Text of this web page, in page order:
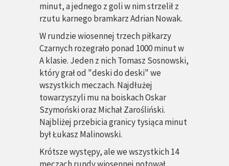
minut, a jednego z goli w nim strzelił z
rzutu karnego bramkarz Adrian Nowak.
W rundzie wiosennej trzech piłkarzy
Czarnych rozegrało ponad 1000 minut w
A klasie. Jeden z nich Tomasz Sosnowski,
który grał od "deski do deski" we
wszystkich meczach. Najdłużej
towarzyszyli mu na boiskach Oskar
Szymoński oraz Michał Zarośliński.
Najbliżej przebicia granicy tysiąca minut
był Łukasz Malinowski.
Krótsze występy, ale we wszystkich 14